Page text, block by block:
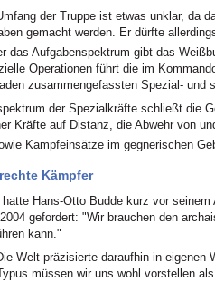
der Truppe ist etwas unklar, da
gemacht werden. Er dürfte
das Aufgabenspektrum gibt das
Operationen führt die im
zusammengefassten Spezial- und
der Spezialkräfte schließt die
Kräfte auf Distanz, die Abwehr von
Kampfeinsätze im gegnerischen
Kämpfer
hatte Hans-Otto Budde kurz vor
gefordert: "Wir brauchen den
kann."
Welt präzisierte daraufhin in eigenen
müssen wir uns wohl vorstellen